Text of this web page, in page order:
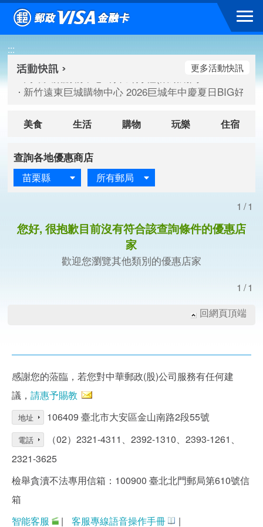
跳到主要內容區塊
:::
高雄大樂購物中心 刷卡郵好禮(活動期間：115/08/07-
臺北三創生活 有點東西第2波 刷卡郵好禮(活動期間：
高雄大樂購物中心 刷卡郵好禮(活動期間：115/08/07-
新竹遠東巨城購物中心 2026巨城年中慶夏日BIG好刷(
更多活動快訊
美食 生活 購物 玩樂 住宿
查詢各地優惠商店
苗栗縣 所有郵局
1/1
您好, 很抱歉目前沒有符合該查詢條件的優惠店
家
歡迎您瀏覽其他類別的優惠店家
1/1
回網頁頂端
感謝您的蒞臨，若您對中華郵政(股)公司服務有任何建
議， 請惠予賜教
地址 106409 臺北市大安區金山南路2段55號
電話
（02）2321-4311、2392-1310、2393-1261、
2321-3625
檢舉貪瀆不法專用信箱：100900 臺北北門郵局第610號信
箱
智能客服
| 客服專線語音操作手冊 |